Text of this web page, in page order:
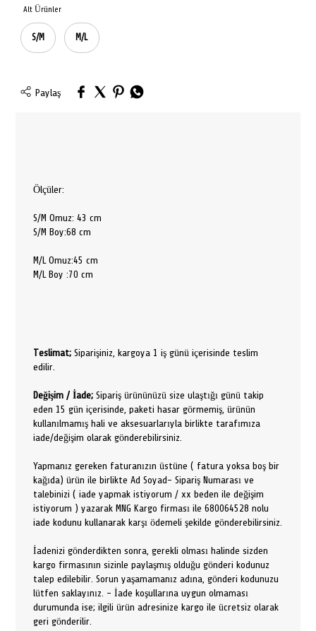
Alt Ürünler
S/M M/L
Paylaş
Ölçüler:
S/M Omuz: 43 cm
S/M Boy:68 cm
M/L Omuz:45 cm
M/L Boy :70 cm
Teslimat;Siparişiniz, kargoya 1 iş günü içerisinde teslim
edilir.
Değişim / İade;Sipariş ürününüzü size ulaştığı günü takip
eden 15 gün içerisinde, paketi hasar görmemiş, ürünün
kullanılmamış hali ve aksesuarlarıyla birlikte tarafımıza
iade/değişim olarak gönderebilirsiniz.
Yapmanız gereken faturanızın üstüne ( fatura yoksa boş bir
kağıda) ürün ile birlikte Ad Soyad- Sipariş Numarası ve
talebinizi ( iade yapmak istiyorum / xx beden ile değişim
istiyorum ) yazarak MNG Kargo firması ile 680064528 nolu
iade kodunu kullanarak karşı ödemeli şekilde gönderebilirsiniz.
İadenizi gönderdikten sonra, gerekli olması halinde sizden
kargo firmasının sizinle paylaşmış olduğu gönderi kodunuz
talep edilebilir. Sorun yaşamamanız adına, gönderi kodunuzu
lütfen saklayınız. - İade koşullarına uygun olmaması
durumunda ise; ilgili ürün adresinize kargo ile ücretsiz olarak
geri gönderilir.